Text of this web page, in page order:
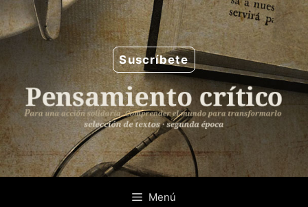
Saltar
al
contenido
Suscríbete
Menú